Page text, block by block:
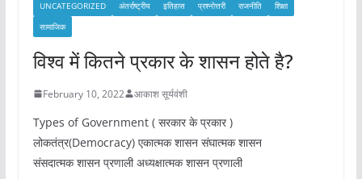
UNCATEGORIZED अंतर्राष्ट्रीय इतिहास प्रश्नोत्तरी राजनीति
शिक्षा
सामाजिक
विश्व में कितने प्रकार के शासन होते है?
February 10, 2022 आकाश सूर्यवंशी
Types of Government ( सरकार के प्रकार )
लोकतंत्र(Democracy) एकात्मक शासन संघात्मक शासन
संसदात्मक शासन प्रणाली अध्यक्षात्मक शासन प्रणाली